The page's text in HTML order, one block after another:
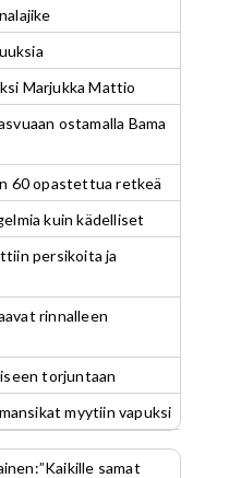
Marjukka Mattio
ostamalla Bama
60 opastettua retkeä
kuin kädelliset
persikoita ja
rinnalleen
torjuntaan
myytiin vapuksi
samat